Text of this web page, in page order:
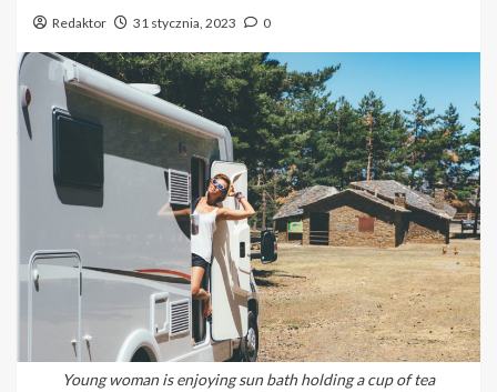
Redaktor 31 stycznia, 2023 0
Young woman is enjoying sun bath holding a cup of tea